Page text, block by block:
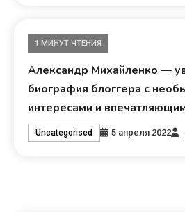
1 МИНУТ ЧТЕНИЯ
Александр Михайленко —
биография блоггера с
интересами и
Uncategorised 5 апреля 2022